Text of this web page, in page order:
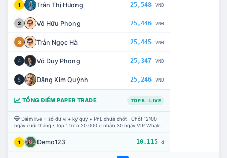
1 Trần Thị Hương 25,548 VNĐ
2 Võ Hữu Phong 25,446 VNĐ
3 Trần Ngọc Hà 25,445 VNĐ
4 Võ Duy Phong 25,347 VNĐ
5 Đặng Kim Quỳnh 25,246 VNĐ
TỔNG ĐIỂM PAPER TRADE TOP 5 · LIVE
Điểm live = số dư ví + ký quỹ + PnL chưa chốt · Chốt 12:00
ngày cuối tháng · Top 1 trên 20.000 đ nhận 30 ngày VIP Whale.
1 Demo123 10.115 đ